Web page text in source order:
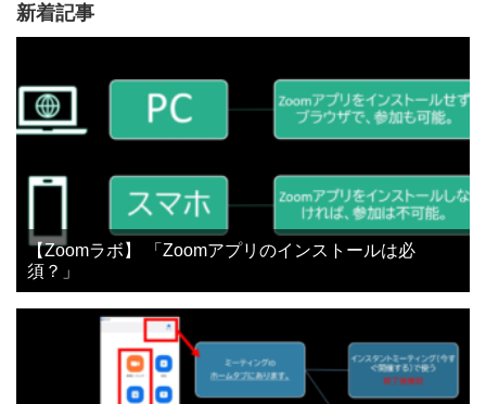
新着記事
【Zoomラボ】 「Zoomアプリのインストールは必
須？」